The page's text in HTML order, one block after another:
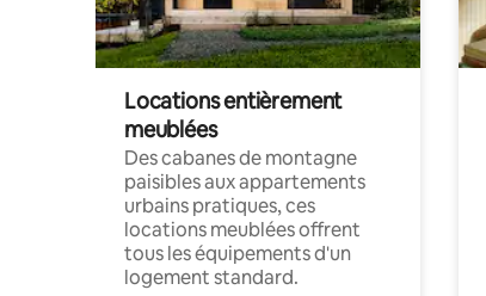
Locations entièrement
meublées
Des cabanes de montagne
paisibles aux appartements
urbains pratiques, ces
locations meublées offrent
tous les équipements d'un
logement standard.